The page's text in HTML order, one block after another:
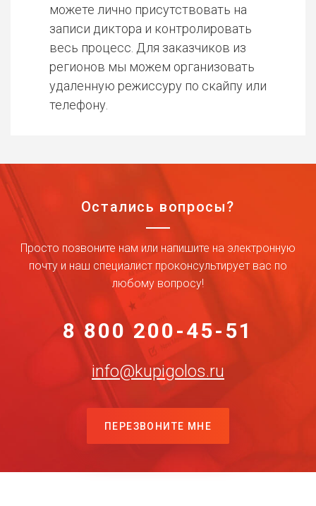
можете лично присутствовать на
записи диктора и контролировать
весь процесс. Для заказчиков из
регионов мы можем организовать
удаленную режиссуру по скайпу или
телефону.
Остались вопросы?
Просто позвоните нам или напишите на электронную
почту и наш специалист проконсультирует вас по
любому вопросу!
8 800 200-45-51
info@kupigolos.ru
ПЕРЕЗВОНИТЕ МНЕ